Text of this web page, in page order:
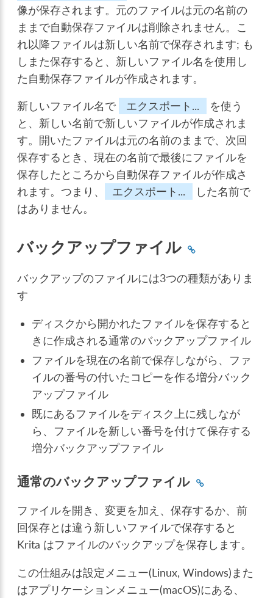
像が保存されます。元のファイルは元の名前の
ままで自動保存ファイルは削除されません。こ
れ以降ファイルは新しい名前で保存されます; も
しまた保存すると、新しいファイル名を使用し
た自動保存ファイルが作成されます。
新しいファイル名で エクスポート...
を使う
と、新しい名前で新しいファイルが作成されま
す。開いたファイルは元の名前のままで、次回
保存するとき、現在の名前で最後にファイルを
保存したところから自動保存ファイルが作成さ
れます。つまり、
エクスポート...
した名前で
はありません。
バックアップファイル
バックアップのファイルには3つの種類がありま
す
ディスクから開かれたファイルを保存すると
きに作成される通常のバックアップファイル
ファイルを現在の名前で保存しながら、ファ
イルの番号の付いたコピーを作る増分バック
アップファイル
既にあるファイルをディスク上に残しなが
ら、ファイルを新しい番号を付けて保存する
増分バックアップファイル
通常のバックアップファイル
ファイルを開き、変更を加え、保存するか、前
回保存とは違う新しいファイルで保存すると
Krita はファイルのバックアップを保存します。
この仕組みは設定メニュー(Linux, Windows)また
はアプリケーションメニュー(macOS)にある、